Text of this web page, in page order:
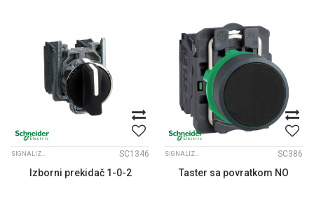
SIGNALIZACIJA FI22 XB4 SC1346
Izborni prekidač 1-0-2
SIGNALIZACIJA FI22 XB5 SC386
Taster sa povratkom NO